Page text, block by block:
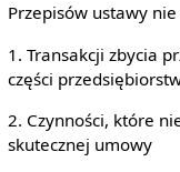
Przepisów ustawy
1. Transakcji zbycia
części
2. Czynności, które
skutecznej umowy